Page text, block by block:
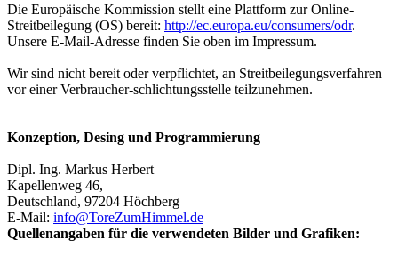
Die Europäische Kommission stellt eine Plattform zur Online-
Streitbeilegung (OS) bereit: http://ec.europa.eu/consumers/odr.
Unsere E-Mail-Adresse finden Sie oben im Impressum.
Wir sind nicht bereit oder verpflichtet, an Streitbeilegungsverfahren
vor einer Verbraucher-schlichtungsstelle teilzunehmen.
Konzeption, Desing und Programmierung
Dipl. Ing. Markus Herbert
Kapellenweg 46,
Deutschland, 97204 Höchberg
E-Mail: info@ToreZumHimmel.de
Quellenangaben für die verwendeten Bilder und Grafiken: